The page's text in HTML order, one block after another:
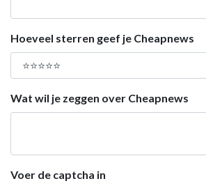
Hoeveel sterren geef je Cheapnews
Wat wil je zeggen over Cheapnews
Voer de captcha in